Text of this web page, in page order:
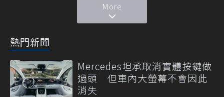
More
熱門新聞
Mercedes坦承取消實體按鍵做
過頭 但車內大螢幕不會因此
消失